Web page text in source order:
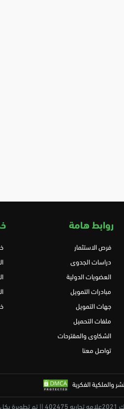
روابط هامة
فرص الاستثمار
دراسات الجدوى
العضويات الدولية
مبادرات التمويل
جهات التمويل
ملفات التحميل
الشكاوى والمقترحات
تواصل معنا
والملكية الفكرية